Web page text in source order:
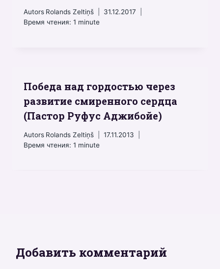
Autors Rolands Zeltiņš
31.12.2017
Время чтения: 1 minute
Победа над гордостью через
развитие смиренного сердца
(Пастор Руфус Аджибойе)
Autors Rolands Zeltiņš
17.11.2013
Время чтения: 1 minute
Добавить комментарий